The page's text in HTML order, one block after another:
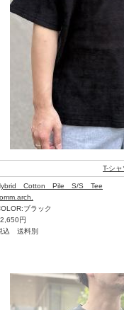
T-シャ
Cotton Pile S/S Tee
ブラック
円
込 送料別